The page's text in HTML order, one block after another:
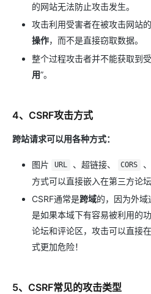
的网站无法防止攻击发生。
攻击利用受害者在被攻击网站的
操作，而不是直接窃取数据。
整个过程攻击者并不能获取到
用”。
4、CSRF攻击方式
跨站请求可以用各种方式：
图片 URL 、超链接、 CORS 、
方式可以直接嵌入在第三方论
CSRF通常是跨域的，因为外域
是如果本域下有容易被利用的
论坛和评论区，攻击可以直接
式更加危险！
5、CSRF常见的攻击类型